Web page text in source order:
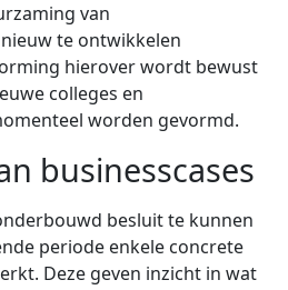
van
te ontwikkelen
hierover wordt bewust
colleges en
worden gevormd.
businesscases
besluit te kunnen
periode enkele concrete
Deze geven inzicht in wat